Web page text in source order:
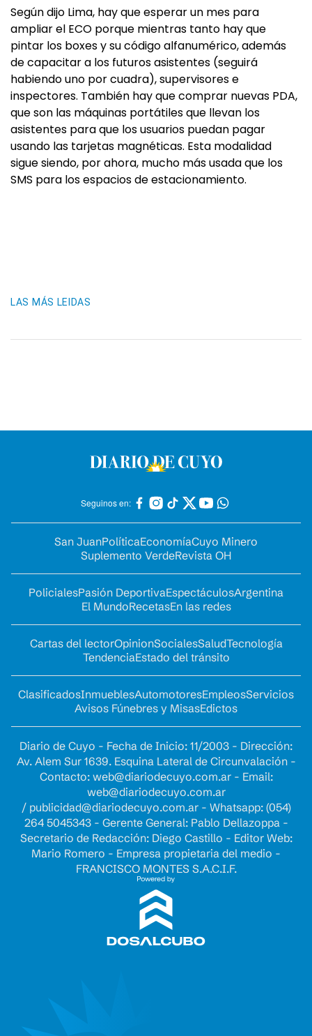
Según dijo Lima, hay que esperar un mes para
ampliar el ECO porque mientras tanto hay que
pintar los boxes y su código alfanumérico, además
de capacitar a los futuros asistentes (seguirá
habiendo uno por cuadra), supervisores e
inspectores. También hay que comprar nuevas PDA,
que son las máquinas portátiles que llevan los
asistentes para que los usuarios puedan pagar
usando las tarjetas magnéticas. Esta modalidad
sigue siendo, por ahora, mucho más usada que los
SMS para los espacios de estacionamiento.
LAS MÁS LEIDAS
Seguinos en:
San JuanPolíticaEconomíaCuyo Minero
Suplemento VerdeRevista OH
PolicialesPasión DeportivaEspectáculosArgentina
El MundoRecetasEn las redes
Cartas del lectorOpinionSocialesSaludTecnología
TendenciaEstado del tránsito
ClasificadosInmueblesAutomotoresEmpleosServicios
Avisos Fúnebres y MisasEdictos
Diario de Cuyo - Fecha de Inicio: 11/2003 - Dirección:
Av. Alem Sur 1639. Esquina Lateral de Circunvalación -
Contacto: web@diariodecuyo.com.ar- Email:
web@diariodecuyo.com.ar
/ publicidad@diariodecuyo.com.ar- Whatsapp: (054)
264 5045343 - Gerente General: Pablo Dellazoppa -
Secretario de Redacción: Diego Castillo - Editor Web:
Mario Romero - Empresa propietaria del medio -
FRANCISCO MONTES S.A.C.I.F.